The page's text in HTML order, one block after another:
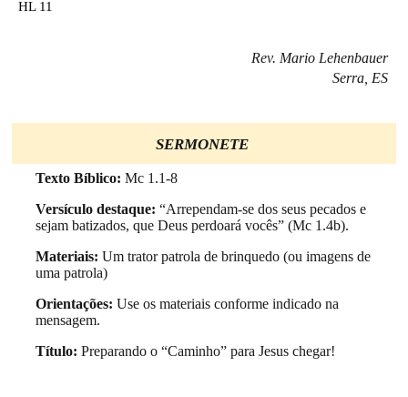
HL 11
Rev. Mario Lehenbauer
Serra, ES
SERMONETE
Texto Bíblico: Mc 1.1-8
Versículo destaque: “Arrependam-se dos seus pecados e
sejam batizados, que Deus perdoará vocês” (Mc 1.4b).
Materiais: Um trator patrola de brinquedo (ou imagens de
uma patrola)
Orientações: Use os materiais conforme indicado na
mensagem.
Título: Preparando o “Caminho” para Jesus chegar!